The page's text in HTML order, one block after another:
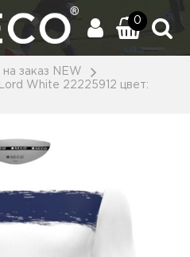
0
заказ NEW
White 22225912 цвет: